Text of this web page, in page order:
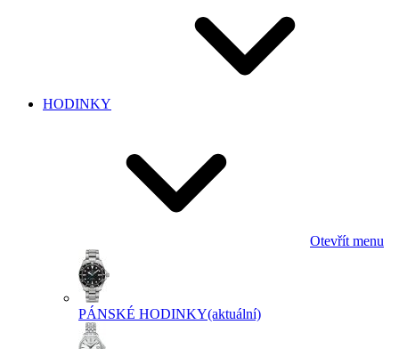
HODINKY
Otevřít menu
PÁNSKÉ HODINKY(aktuální)